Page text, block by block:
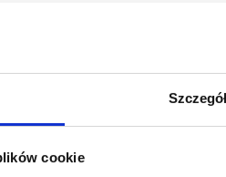
cookie